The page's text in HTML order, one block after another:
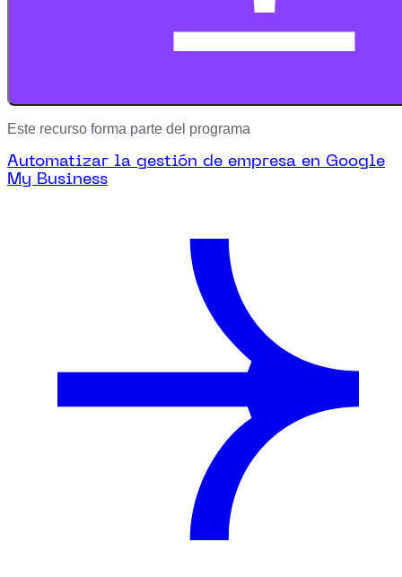
Este recurso forma parte del programa
Automatizar la gestión de empresa en Google
My Business